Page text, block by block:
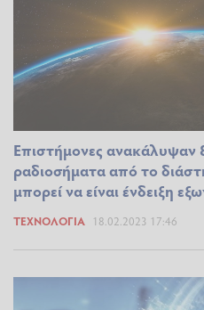
Επιστήμονες ανακάλυψαν
ραδιοσήματα από το
μπορεί να είναι ένδειξη
ΤΕΧΝΟΛΟΓΊΑ 18.02.2023 17:46